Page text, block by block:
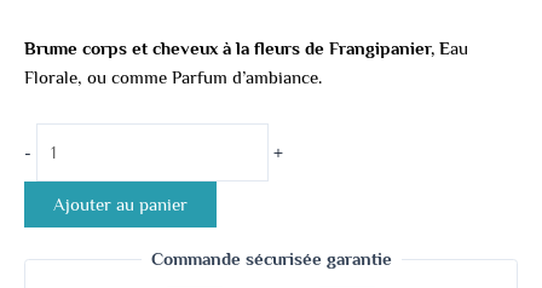
Brume corps et cheveux à la fleurs de Frangipanier, Eau
Florale, ou comme Parfum d’ambiance.
- +
Ajouter au panier
Commande sécurisée garantie